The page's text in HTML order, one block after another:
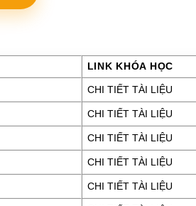
LINK KHÓA HỌC
CHI TIẾT TÀI LIỆU
CHI TIẾT TÀI LIỆU
CHI TIẾT TÀI LIỆU
CHI TIẾT TÀI LIỆU
CHI TIẾT TÀI LIỆU